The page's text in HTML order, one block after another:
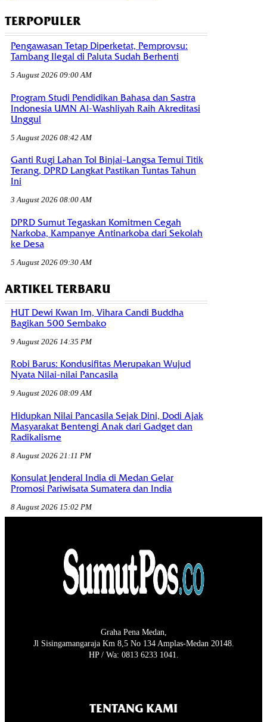
TERPOPULER
Pengawasan Tetap Diperketat, Pemprovsu:
Tambang Ilegal di Paluta Sudah Berhenti
5 August 2026 09:00 AM
Program Studi Pendidikan Bahasa dan Sastra
Indonesia UMN Al-Washliyah Raih Akreditasi
Unggul
5 August 2026 08:42 AM
Ganti Rugi Lahan Tol Binjai–Langsa Temui Titik
Terang, DPRD Langkat Pastikan Tuntas Tahun
Ini
3 August 2026 08:00 AM
DPRD Sumut Tegaskan Komitmen Cegah
Narkoba, Kampanye Antinarkoba dari Sekolah
ke Desa
5 August 2026 09:30 AM
ARTIKEL TERBARU
HUT Dewi Kwan Im, Vihara Candi Buddha
Bagikan 500 Sembako
9 August 2026 14:35 PM
Robi Barus: Kondusifitas Merupakan Wujud
Nyata Nilai-nilai Pancasila
9 August 2026 08:09 AM
Hidupkan Nilai Pancasila Sejak Dini, Dodi Ajak
Masyarakat Bentengi Anak dari Gadget dan
Radikalisme
8 August 2026 21:11 PM
Konsulat Jenderal India di Medan Gelar
Promosi Pariwisata Sumatera dan India
8 August 2026 15:02 PM
Graha Pena Medan,
Jl Sisingamangaraja Km 8,5 No 134 Amplas-Medan 20148.
HP / Wa: 0813 6233 1041.
TENTANG KAMI